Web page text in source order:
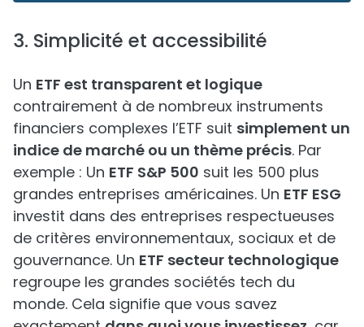
3. Simplicité et accessibilité
Un ETF est transparent et logique
contrairement à de nombreux instruments
financiers complexes l’ETF suit simplement un
indice de marché ou un thème précis. Par
exemple : Un ETF S&P 500 suit les 500 plus
grandes entreprises américaines. Un ETF ESG
investit dans des entreprises respectueuses
de critères environnementaux, sociaux et de
gouvernance. Un ETF secteur technologique
regroupe les grandes sociétés tech du
monde. Cela signifie que vous savez